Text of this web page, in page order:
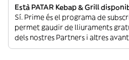
Està PATAR Kebap & Grill
Sí. Prime és el programa de
permet gaudir de lliuraments
dels nostres Partners i altres